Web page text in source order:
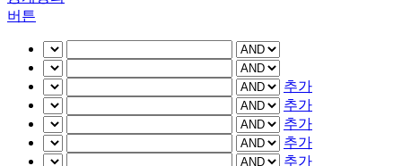
버튼
추가
추가
추가
추가
추가